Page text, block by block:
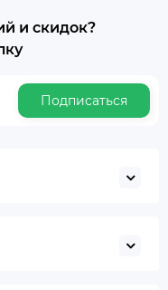
и скидок?
Подписаться